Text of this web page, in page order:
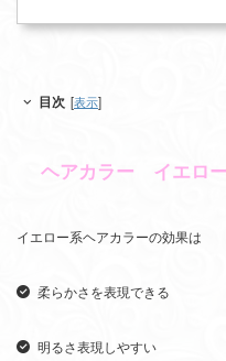
目次 [表示]
ヘアカラー イエロ
イエロー系ヘアカラーの効果は
柔らかさを表現できる
明るさ表現しやすい